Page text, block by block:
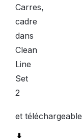
et téléchargeable ⁠⁠